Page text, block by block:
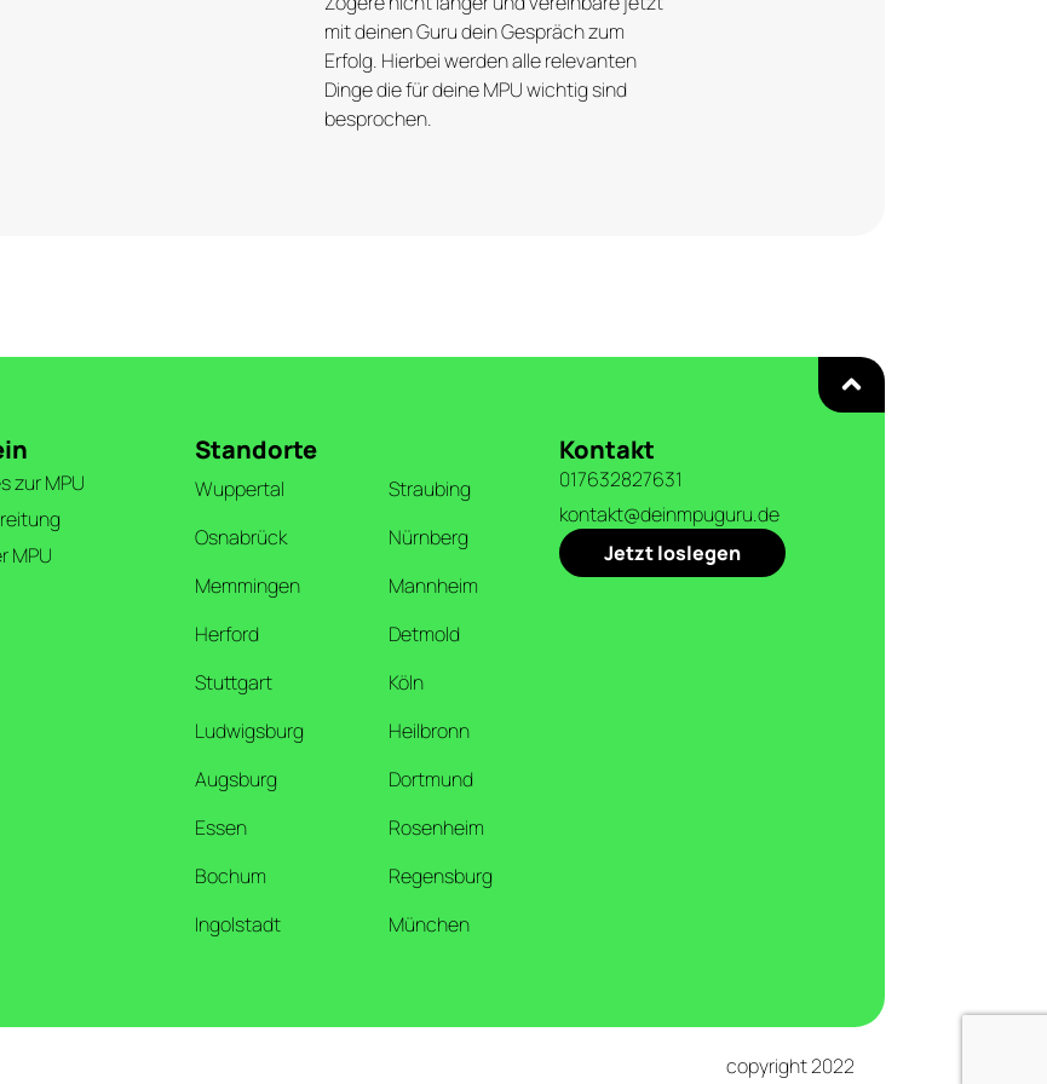
mit deinen Guru dein Gespräch zum
Erfolg. Hierbei werden alle relevanten
Dinge die für deine MPU wichtig sind
besprochen.
zur MPU
MPU
Standorte
Wuppertal
Straubing
Osnabrück
Nürnberg
Memmingen
Mannheim
Herford
Detmold
Stuttgart
Köln
Ludwigsburg
Heilbronn
Augsburg
Dortmund
Essen
Rosenheim
Bochum
Regensburg
Ingolstadt
München
Kontakt
017632827631
kontakt@deinmpuguru.de
Jetzt loslegen
copyright 2022